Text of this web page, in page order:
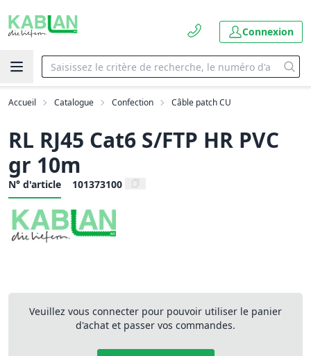
Connexion
Accueil Catalogue Confection Câble patch CU
RL RJ45 Cat6 S/FTP HR PVC
gr 10m
N° d'article 101373100
Veuillez vous connecter pour pouvoir utiliser le panier
d'achat et passer vos commandes.